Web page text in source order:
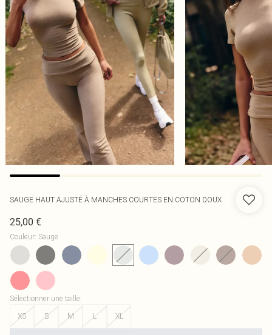
SAUGE HAUT AJUSTÉ À MANCHES COURTES EN COTON DOUX
25,00 €
Couleur: Sauge
Sélectionner une taille:
XS
S M L XL